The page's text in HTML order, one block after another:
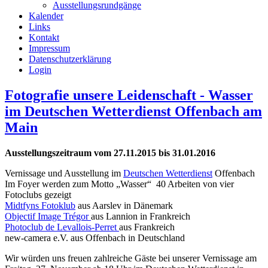
Ausstellungsrundgänge
Kalender
Links
Kontakt
Impressum
Datenschutzerklärung
Login
Fotografie unsere Leidenschaft - Wasser
im Deutschen Wetterdienst Offenbach am
Main
Ausstellungszeitraum vom 27.11.2015 bis 31.01.2016
Vernissage und Ausstellung im Deutschen Wetterdienst Offenbach
Im Foyer werden zum Motto „Wasser“ 40 Arbeiten von vier
Fotoclubs gezeigt
Midtfyns Fotoklub aus Aarslev in Dänemark
Objectif Image Trégoraus Lannion in Frankreich
Photoclub de Levallois-Perret aus Frankreich
new-camera e.V. aus Offenbach in Deutschland
Wir würden uns freuen zahlreiche Gäste bei unserer Vernissage am